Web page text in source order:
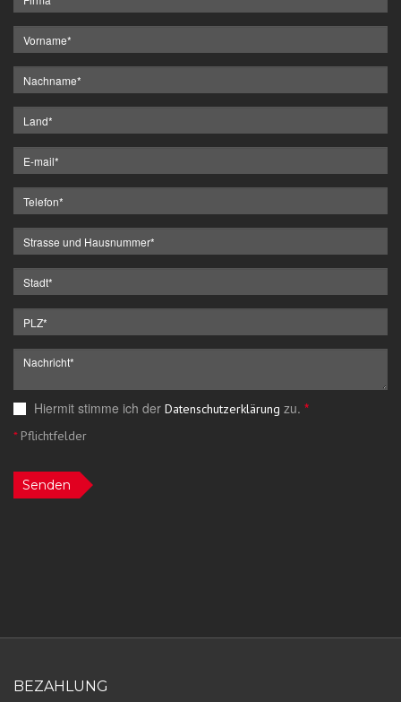
Hiermit stimme ich der Datenschutzerklärung zu. *
*Pflichtfelder
Senden
BEZAHLUNG